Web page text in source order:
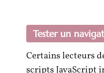
Tester un
Certains lecteurs
scripts JavaScript